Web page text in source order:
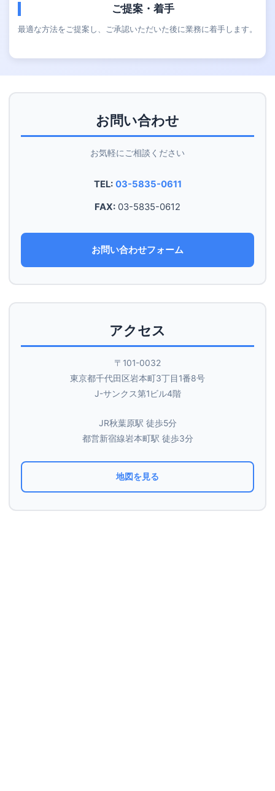
ご提案・着手
最適な方法をご提案し、ご承認いただいた後に業務に着手します。
お問い合わせ
お気軽にご相談ください
TEL: 03-5835-0611
FAX: 03-5835-0612
お問い合わせフォーム
アクセス
〒101-0032
東京都千代田区岩本町3丁目1番8号
J-サンクス第1ビル4階
JR秋葉原駅 徒歩5分
都営新宿線岩本町駅 徒歩3分
地図を見る